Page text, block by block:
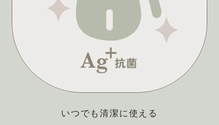
いつでも清潔に使える